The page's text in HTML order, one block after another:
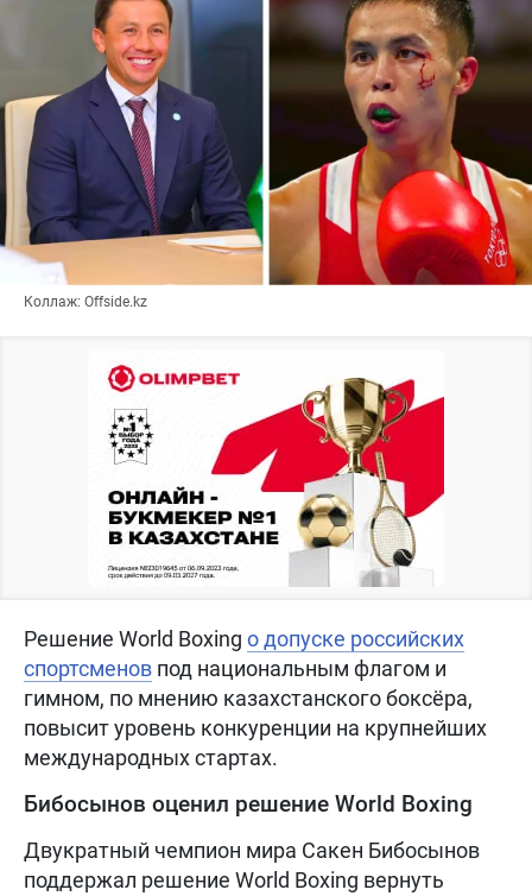
Коллаж: Offside.kz
Решение World Boxing о допуске российских
спортсменов под национальным флагом и
гимном, по мнению казахстанского боксёра,
повысит уровень конкуренции на крупнейших
международных стартах.
Бибосынов оценил решение World Boxing
Двукратный чемпион мира Сакен Бибосынов
поддержал решение World Boxing вернуть